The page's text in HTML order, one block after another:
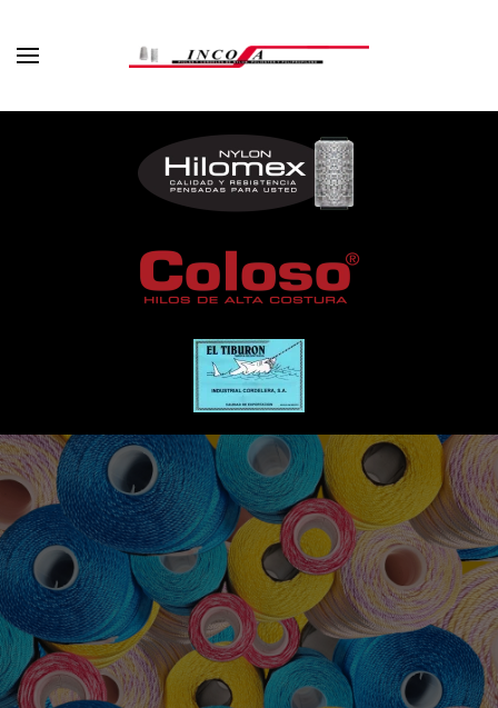
Skip to main content